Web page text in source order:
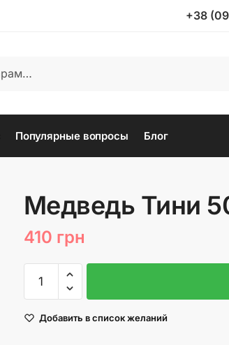
+38
Популярные вопросы Блог
Медведь Тини
410 грн
Количество
товара
ТиниДобавить в список желаний